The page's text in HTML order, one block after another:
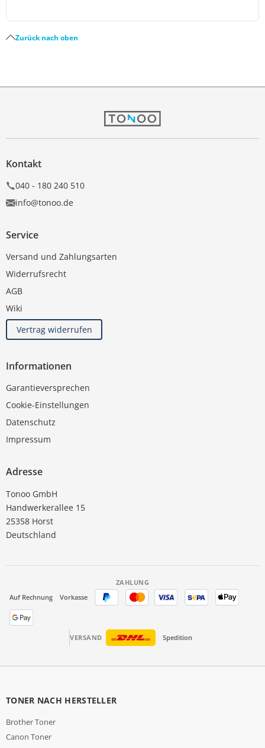
Zurück nach oben
Kontakt
040 - 180 240 510
info@tonoo.de
Service
Versand und Zahlungsarten
Widerrufsrecht
AGB
Wiki
Vertrag widerrufen
Informationen
Garantieversprechen
Cookie-Einstellungen
Datenschutz
Impressum
Adresse
Tonoo GmbH
Handwerkerallee 15
25358 Horst
Deutschland
ZAHLUNG
Auf Rechnung
Vorkasse
VERSAND Spedition
TONER NACH HERSTELLER
Brother Toner
Canon Toner